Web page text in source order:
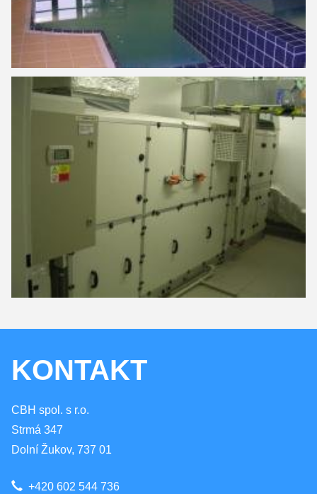
KONTAKT
CBH spol. s r.o.
Strmá 347
Dolní Žukov, 737 01
+420 602 544 736